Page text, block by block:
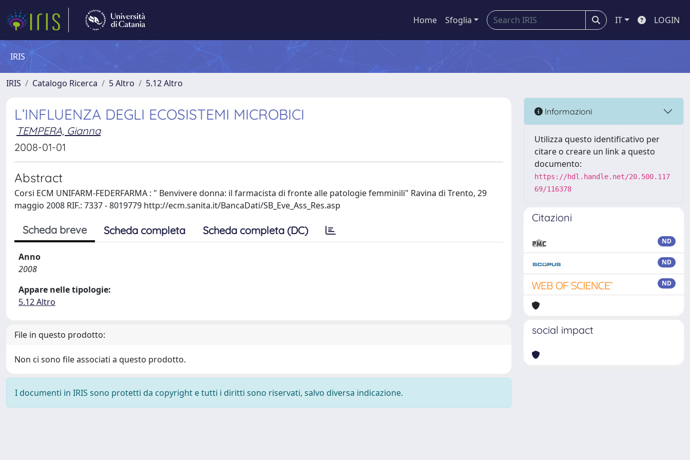
Home Sfoglia IT LOGIN
IRIS
IRIS Catalogo Ricerca 5 Altro 5.12 Altro
L’INFLUENZA DEGLI ECOSISTEMI MICROBICI
TEMPERA, Gianna
2008-01-01
Abstract
Corsi ECM UNIFARM-FEDERFARMA : " Benvivere donna: il farmacista di fronte alle patologie femminili" Ravina di Trento, 29
maggio 2008 RIF.: 7337 - 8019779 http://ecm.sanita.it/BancaDati/SB_Eve_Ass_Res.asp
Scheda breve Scheda completa Scheda completa (DC)
Anno
2008
Appare nelle tipologie:
5.12 Altro
File in questo prodotto:
Non ci sono file associati a questo prodotto.
I documenti in IRIS sono protetti da copyright e tutti i diritti sono riservati, salvo diversa indicazione.
Informazioni
Utilizza questo identificativo per
citare o creare un link a questo
documento:
https://hdl.handle.net/20.500.117
69/116378
Citazioni
ND
ND
ND
social impact